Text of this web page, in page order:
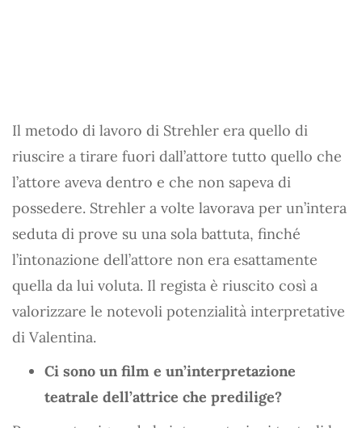
Il metodo di lavoro di Strehler era quello di
riuscire a tirare fuori dall’attore tutto quello che
l’attore aveva dentro e che non sapeva di
possedere. Strehler a volte lavorava per un’intera
seduta di prove su una sola battuta, finché
l’intonazione dell’attore non era esattamente
quella da lui voluta. Il regista è riuscito così a
valorizzare le notevoli potenzialità interpretative
di Valentina.
Ci sono un film e un’interpretazione
teatrale dell’attrice che predilige?